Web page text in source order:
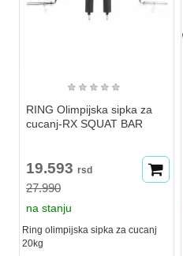
★ ★ ★ ★ ★
RING Olimpijska sipka za
cucanj-RX SQUAT BAR
19.593 rsd
27.990
na stanju
Ring olimpijska sipka za cucanj
20kg